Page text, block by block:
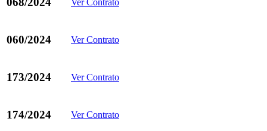
060/2024 Ver Contrato
173/2024 Ver Contrato
174/2024 Ver Contrato